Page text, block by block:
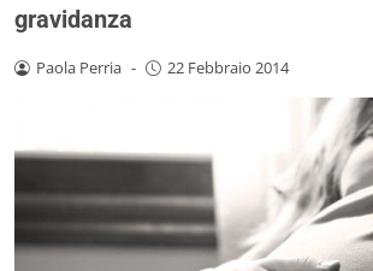
gravidanza
Paola Perria - 22 Febbraio 2014